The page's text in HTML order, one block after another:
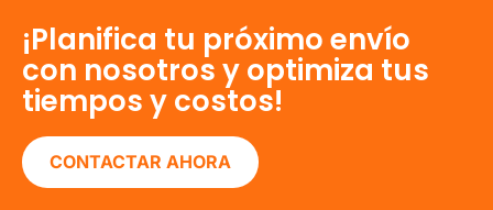
¡Planifica tu próximo envío
con nosotros y optimiza tus
tiempos y costos!
CONTACTAR AHORA